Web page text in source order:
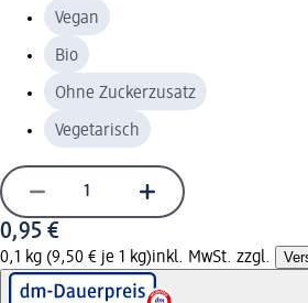
Vegan
Bio
Ohne Zuckerzusatz
Vegetarisch
0,95 €
0,1 kg (9,50 € je 1 kg)inkl. MwSt. zzgl.